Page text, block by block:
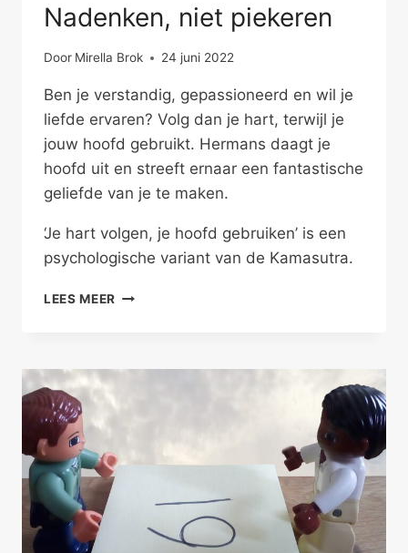
Nadenken, niet piekeren
Door Mirella Brok 24 juni 2022
Ben je verstandig, gepassioneerd en wil je
liefde ervaren? Volg dan je hart, terwijl je
jouw hoofd gebruikt. Hermans daagt je
hoofd uit en streeft ernaar een fantastische
geliefde van je te maken.
‘Je hart volgen, je hoofd gebruiken’ is een
psychologische variant van de Kamasutra.
LEES MEER NADENKEN,